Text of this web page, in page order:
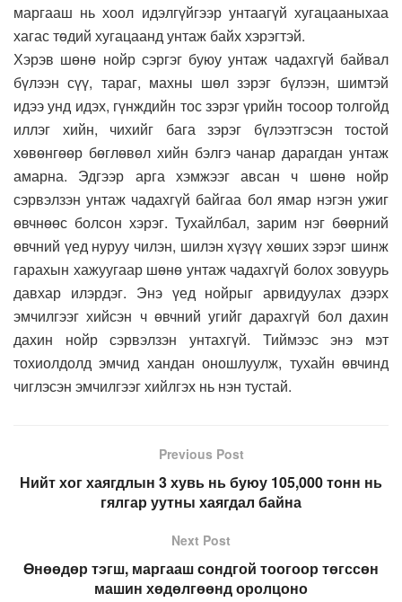
маргааш нь хоол идэлгүйгээр унтаагүй хугацааныхаа
хагас төдий хугацаанд унтаж байх хэрэгтэй.
Хэрэв шөнө нойр сэргэг буюу унтаж чадахгүй байвал
бүлээн сүү, тараг, махны шөл зэрэг бүлээн, шимтэй
идээ унд идэх, гүнждийн тос зэрэг үрийн тосоор толгойд
иллэг хийн, чихийг бага зэрэг бүлээтгэсэн тостой
хөвөнгөөр бөглөвөл хийн бэлгэ чанар дарагдан унтаж
амарна. Эдгээр арга хэмжээг авсан ч шөнө нойр
сэрвэлзэн унтаж чадахгүй байгаа бол ямар нэгэн ужиг
өвчнөөс болсон хэрэг. Тухайлбал, зарим нэг бөөрний
өвчний үед нуруу чилэн, шилэн хүзүү хөших зэрэг шинж
гарахын хажуугаар шөнө унтаж чадахгүй болох зовуурь
давхар илэрдэг. Энэ үед нойрыг арвидуулах дээрх
эмчилгээг хийсэн ч өвчний угийг дарахгүй бол дахин
дахин нойр сэрвэлзэн унтахгүй. Тиймээс энэ мэт
тохиолдолд эмчид хандан оношлуулж, тухайн өвчинд
чиглэсэн эмчилгээг хийлгэх нь нэн тустай.
Previous Post
Нийт хог хаягдлын 3 хувь нь буюу 105,000 тонн нь
гялгар уутны хаягдал байна
Next Post
Өнөөдөр тэгш, маргааш сондгой тоогоор төгссөн
машин хөдөлгөөнд оролцоно